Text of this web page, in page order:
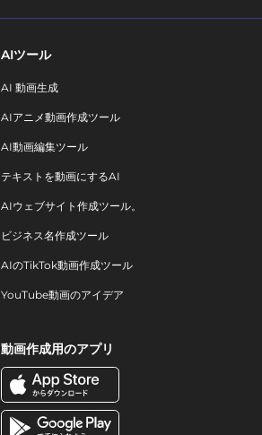
AIツール
AI 動画生成
AIアニメ動画作成ツール
AI動画編集ツール
テキストを動画にするAI
AIウェブサイト作成ツール。
ビジネス名作成ツール
AIのTikTok動画作成ツール
YouTube動画のアイデア
動画作成用のアプリ